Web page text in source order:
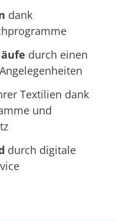
dank
durch einen
Textilien dank
und
durch digitale